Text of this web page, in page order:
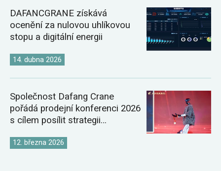
DAFANCGRANE získává
ocenění za nulovou uhlíkovou
stopu a digitální energii
14. dubna 2026
Společnost Dafang Crane
pořádá prodejní konferenci 2026
s cílem posílit strategii
12. března 2026